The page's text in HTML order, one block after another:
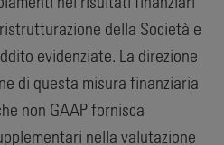
della Società e
evidenziate. La direzione
di questa misura finanziaria
non GAAP fornisca
nella valutazione